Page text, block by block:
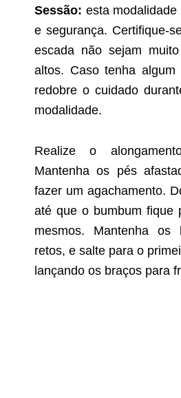
Sessão: esta
e segurança. Certifique-
escada não sejam
altos. Caso tenha algum
redobre o cuidado
modalidade.
Realize o
Mantenha os pés
fazer um agachamento.
até que o bumbum fique
mesmos. Mantenha os
retos, e salte para o
lançando os braços para